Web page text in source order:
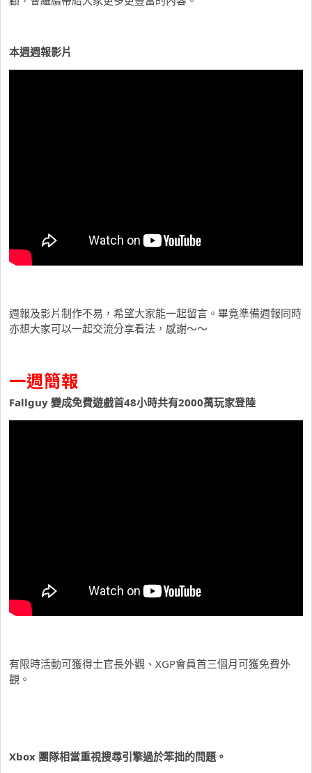
本週週報影片
週報及影片制作不易，希望大家能一起留言。畢竟準備週報同時
亦想大家可以一起交流分享看法，感謝～～
一週簡報
Fallguy 變成免費遊戲首48小時共有2000萬玩家登陸
有限時活動可獲得士官長外觀、XGP會員首三個月可獲免費外
觀。
Xbox 團隊相當重視搜尋引擎過於笨拙的問題。